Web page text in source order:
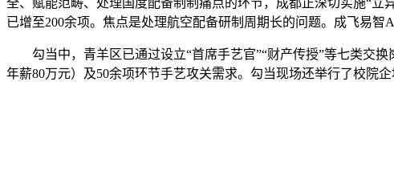
全、赋能范畴、处理国度配备制制痛点的环节，成都正深切实施“
已增至200余项。焦点是处理航空配备研制周期长的问题。成飞易
勾当中，青羊区已通过设立“首席手艺官”“财产传授”等七类交换
年薪80万元）及50余项环节手艺攻关需求。勾当现场还举行了校院